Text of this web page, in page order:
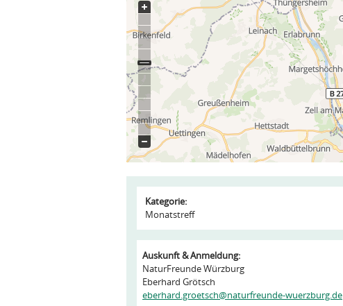
Kategorie:
Monatstreff
Auskunft & Anmeldung:
NaturFreunde Würzburg
Eberhard Grötsch
eberhard.groetsch@naturfreunde-wuerzburg.de